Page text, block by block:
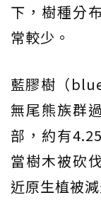
下，樹種分
常較少。
藍膠樹（
無尾熊族群
部，約有
當樹木被砍
近原生植被減